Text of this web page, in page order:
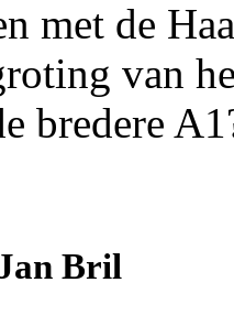
met de
van
bredere
Bril